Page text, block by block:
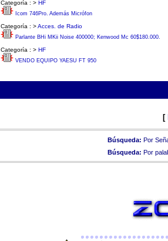
Categoría : > HF
Icom 746Pro. Además Micrófon
Categoría : >Acces. de Radio
Parlante BHi MKii Noise 400000; Kenwood Mc 60$180.000.
Categoría : > HF
VENDO EQUIPO YAESU FT 950
[
Búsqueda: Por
Búsqueda: Por